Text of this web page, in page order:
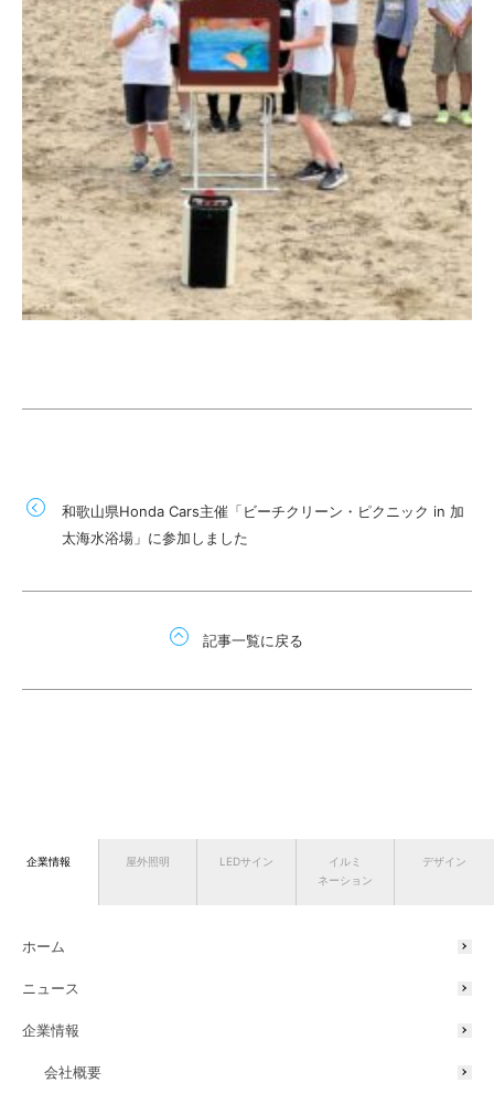
企業情報 屋外照明 LEDサイン
イルミ
ネーション
デザイン
ホーム
ニュース
企業情報
会社概要
和歌山県Honda Cars主催「ビーチクリーン・ピクニック in 加
太海水浴場」に参加しました
記事一覧に戻る